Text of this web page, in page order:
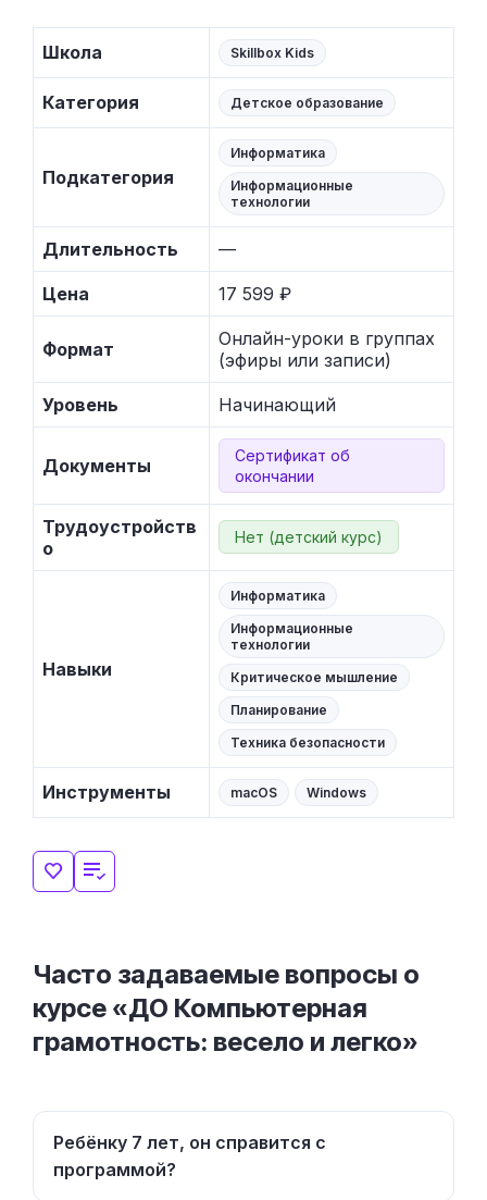
Школа Skillbox Kids
Категория Детское образование
Подкатегория
Информатика
Информационные
технологии
Длительность —
Цена 17 599 ₽
Формат
Онлайн-уроки в группах
(эфиры или записи)
Уровень Начинающий
Документы
Сертификат об
окончании
Трудоустройств
о
Нет (детский курс)
Навыки
Информатика
Информационные
технологии
Критическое мышление
Планирование
Техника безопасности
Инструменты macOS Windows
Часто задаваемые вопросы о
курсе «ДО Компьютерная
грамотность: весело и легко»
Ребёнку 7 лет, он справится с
программой?